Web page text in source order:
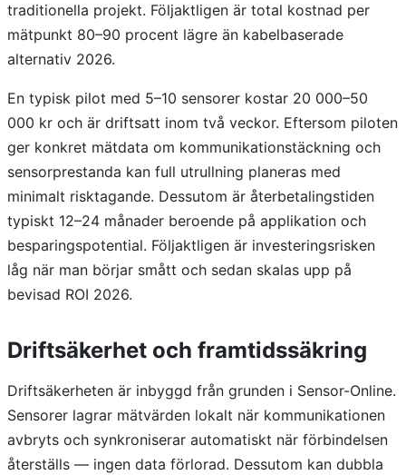
traditionella projekt. Följaktligen är total kostnad per
mätpunkt 80–90 procent lägre än kabelbaserade
alternativ 2026.
En typisk pilot med 5–10 sensorer kostar 20 000–50
000 kr och är driftsatt inom två veckor. Eftersom piloten
ger konkret mätdata om kommunikationstäckning och
sensorprestanda kan full utrullning planeras med
minimalt risktagande. Dessutom är återbetalingstiden
typiskt 12–24 månader beroende på applikation och
besparingspotential. Följaktligen är investeringsrisken
låg när man börjar smått och sedan skalas upp på
bevisad ROI 2026.
Driftsäkerhet och framtidssäkring
Driftsäkerheten är inbyggd från grunden i Sensor-Online.
Sensorer lagrar mätvärden lokalt när kommunikationen
avbryts och synkroniserar automatiskt när förbindelsen
återställs — ingen data förlorad. Dessutom kan dubbla